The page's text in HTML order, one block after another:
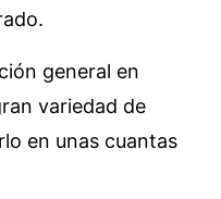
general en
variedad de
en unas cuantas